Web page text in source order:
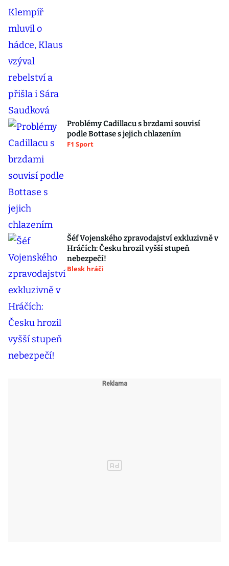
Problémy Cadillacu s brzdami souvisí
podle Bottase s jejich chlazením
F1 Sport
Šéf Vojenského zpravodajství exkluzivně v
Hráčích: Česku hrozil vyšší stupeň
nebezpečí!
Blesk hráči